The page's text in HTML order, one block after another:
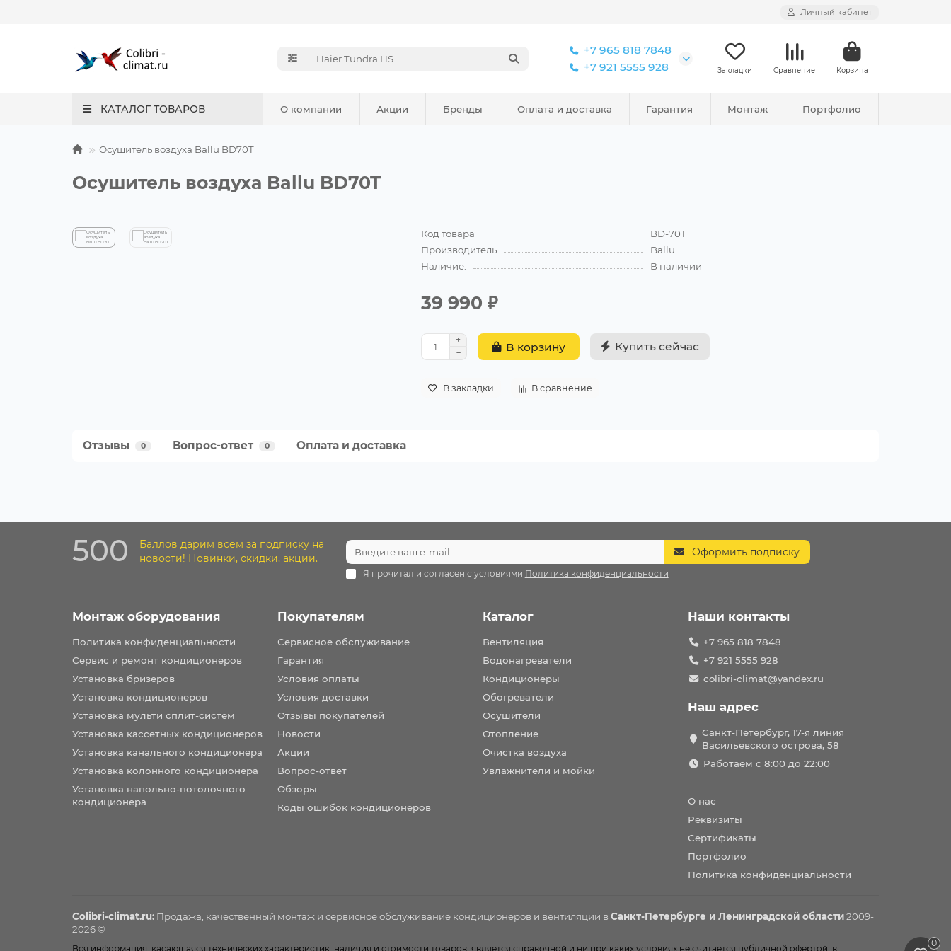
Личный кабинет
+7 965 818 7848
+7 921 5555 928
Закладки Сравнение Корзина
КАТАЛОГ ТОВАРОВ О компании Акции Бренды Оплата и доставка Гарантия Монтаж Портфолио
Осушитель воздуха Ballu BD70T
Осушитель воздуха Ballu BD70T
Код товара
BD-70T
Производитель
Ballu
Наличие:
В наличии
39 990 ₽
В корзину Купить сейчас
В закладки В сравнение
Отзывы 0 Вопрос-ответ 0 Оплата и доставка
500
Баллов дарим всем за подписку на
новости! Новинки, скидки, акции.
Оформить подписку
Я прочитал и согласен с условиями Политика конфиденциальности
Монтаж оборудования
Политика конфиденциальности
Сервис и ремонт кондиционеров
Установка бризеров
Установка кондиционеров
Установка мульти сплит-систем
Установка кассетных кондиционеров
Установка канального кондиционера
Установка колонного кондиционера
Установка напольно-потолочного
кондиционера
Покупателям
Сервисное обслуживание
Гарантия
Условия оплаты
Условия доставки
Отзывы покупателей
Новости
Акции
Вопрос-ответ
Обзоры
Коды ошибок кондиционеров
Каталог
Вентиляция
Водонагреватели
Кондиционеры
Обогреватели
Осушители
Отопление
Очистка воздуха
Увлажнители и мойки
Наши контакты
+7 965 818 7848
+7 921 5555 928
colibri-climat@yandex.ru
Наш адрес
Санкт-Петербург, 17-я линия
Васильевского острова, 58
Работаем с 8:00 до 22:00
О нас
Реквизиты
Сертификаты
Портфолио
Политика конфиденциальности
Colibri-climat.ru: Продажа, качественный монтаж и сервисное обслуживание кондиционеров и вентиляции в Санкт-Петербурге и Ленинградской области2009-
2026 ©
Вся информация, касающаяся технических характеристик, наличия и стоимости товаров, является справочной и ни при каких условиях не считается публичной офертой, в
0